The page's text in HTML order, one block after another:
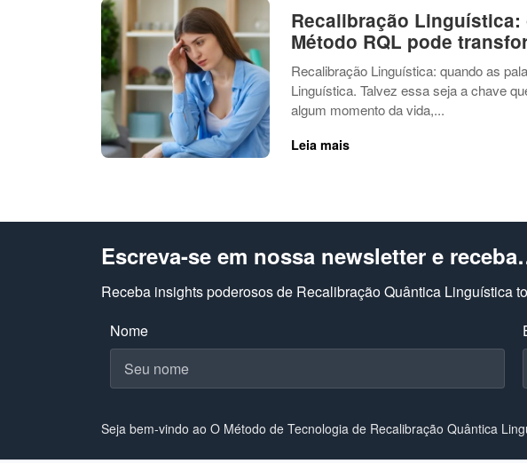
Recalibração
Método RQL pode
Recalibração Linguística: quando as
Linguística. Talvez essa seja a chave
algum momento da vida,...
Leia mais
Escreva-se em nossa newsletter e
Receba insights poderosos de Recalibração Quântica Linguística
Nome
Seja bem-vindo ao O Método de Tecnologia de Recalibração Quântica